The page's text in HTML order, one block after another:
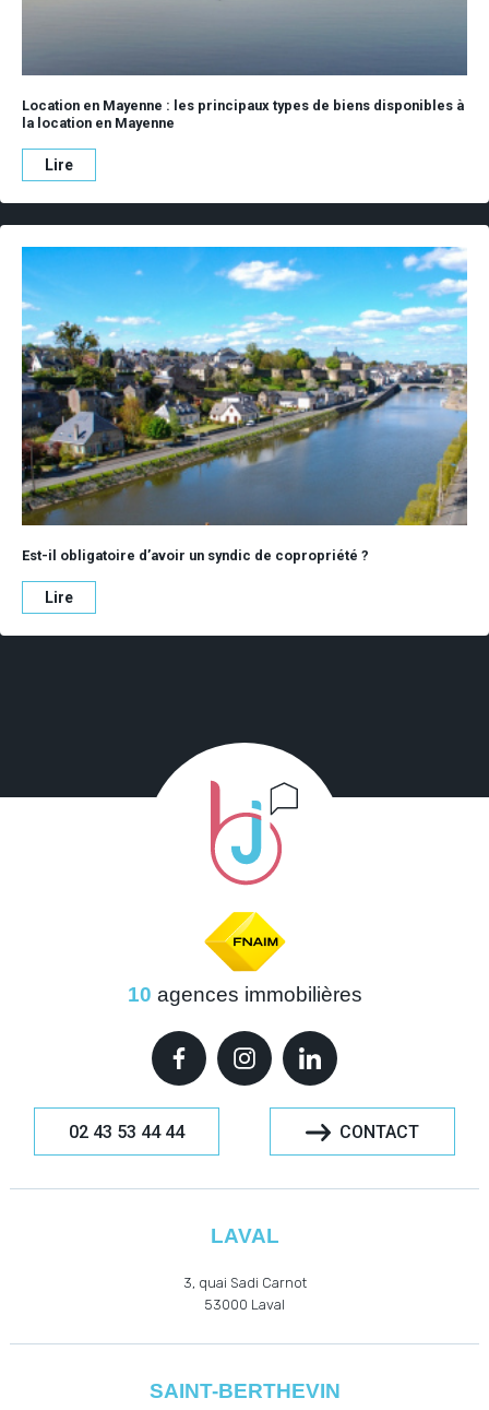
Location en Mayenne : les principaux types de biens disponibles à
la location en Mayenne
Lire
Est-il obligatoire d’avoir un syndic de copropriété ?
Lire
10 agences immobilières
02 43 53 44 44 CONTACT
LAVAL
3, quai Sadi Carnot
53000 Laval
SAINT-BERTHEVIN